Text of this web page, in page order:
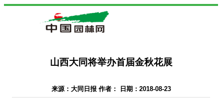
山西大同将举办首届金秋花展
来源：大同日报 作者： 日期：2018-08-23